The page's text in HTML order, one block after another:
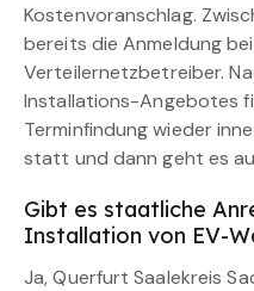
Kostenvoranschlag.
bereits die Anmeldung
Verteilernetzbetreiber.
Installations-Angebotes
Terminfindung wieder
statt und dann geht es
Gibt es staatliche
Installation von EV-
Ja, Querfurt Saalekreis